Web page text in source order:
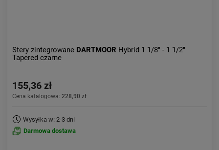
Stery zintegrowane DARTMOOR Hybrid 1 1/8" - 1 1/2"
Tapered czarne
155,36 zł
Cena katalogowa: 228,90 zł
Wysyłka w: 2-3 dni
Darmowa dostawa